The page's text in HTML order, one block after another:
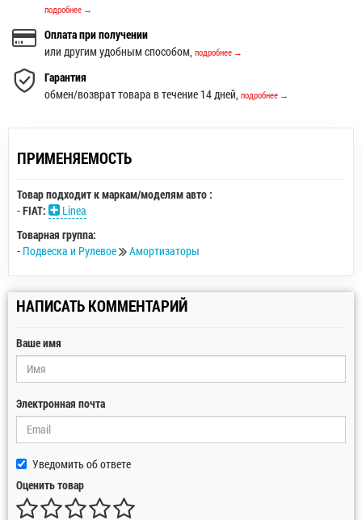
подробнее →
Оплата при получении
или другим удобным способом, подробнее →
Гарантия
обмен/возврат товара в течение 14 дней, подробнее →
ПРИМЕНЯЕМОСТЬ
Товар подходит к маркам/моделям авто :
-FIAT:
Linea
Товарная группа:
- Подвеска и Рулевое Амортизаторы
НАПИСАТЬ КОММЕНТАРИЙ
Ваше имя
Электронная почта
Уведомить об ответе
Оценить товар